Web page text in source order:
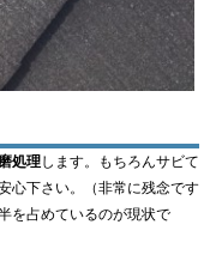
処理します。もちろんサビて
心下さい。（非常に残念です
を占めているのが現状で